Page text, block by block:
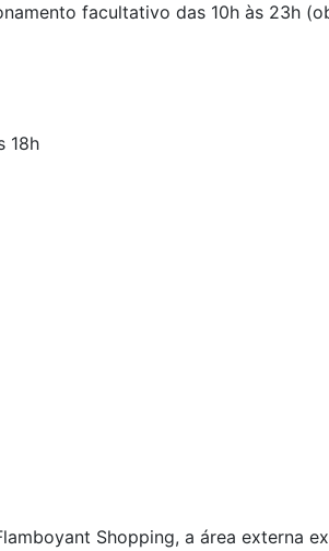
facultativo das 10h às 23h
18h
Shopping, a área externa